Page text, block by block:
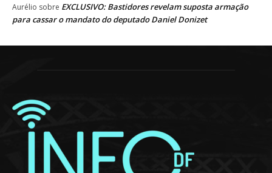
Aurélio sobre EXCLUSIVO: Bastidores revelam suposta armação
para cassar o mandato do deputado Daniel Donizet